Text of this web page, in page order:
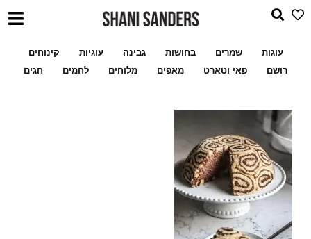
עוגות שמרים בחושות גבינה עוגיות
קינוחים
רושם
פאי וטארט מאפים מלוחים לחמים חגים